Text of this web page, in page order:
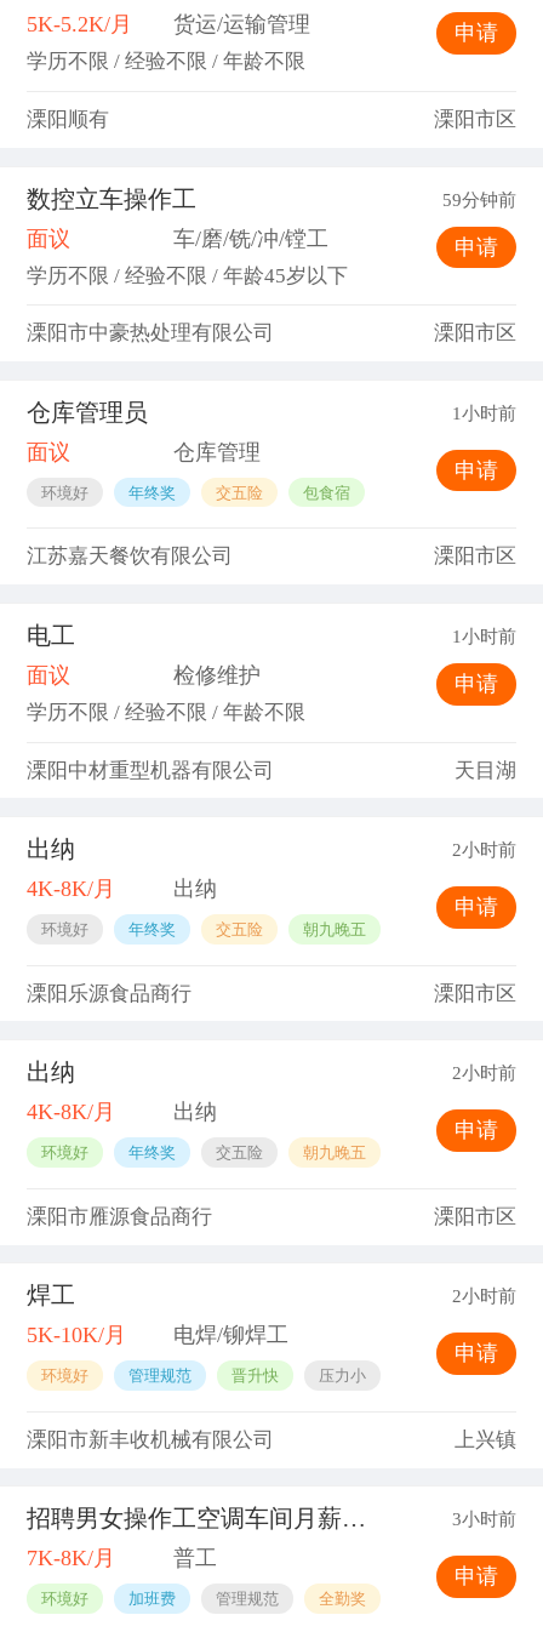
5K-5.2K/月 货运/运输管理
学历不限 / 经验不限 / 年龄不限
申请
溧阳顺有 溧阳市区
数控立车操作工 59分钟前
面议 车/磨/铣/冲/镗工
学历不限 / 经验不限 / 年龄45岁以下
申请
溧阳市中豪热处理有限公司 溧阳市区
仓库管理员 1小时前
面议 仓库管理
环境好 年终奖 交五险 包食宿
申请
江苏嘉天餐饮有限公司 溧阳市区
电工 1小时前
面议 检修维护
学历不限 / 经验不限 / 年龄不限
申请
溧阳中材重型机器有限公司 天目湖
出纳 2小时前
4K-8K/月 出纳
环境好 年终奖 交五险 朝九晚五
申请
溧阳乐源食品商行 溧阳市区
出纳 2小时前
4K-8K/月 出纳
环境好 年终奖 交五险 朝九晚五
申请
溧阳市雁源食品商行 溧阳市区
焊工 2小时前
5K-10K/月 电焊/铆焊工
环境好 管理规范 晋升快 压力小
申请
溧阳市新丰收机械有限公司 上兴镇
招聘男女操作工空调车间月薪8000以上 3小时前
7K-8K/月 普工
环境好 加班费 管理规范 全勤奖
申请